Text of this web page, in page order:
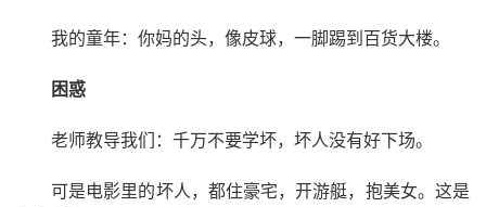
我的童年：你妈的头，像皮球，一脚踢到百货大楼。
困惑
老师教导我们：千万不要学坏，坏人没有好下场。
可是电影里的坏人，都住豪宅，开游艇，抱美女。这是